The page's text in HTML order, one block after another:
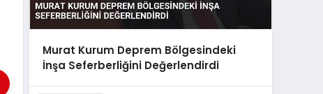
Murat Kurum Deprem Bölgesindeki
İnşa Seferberliğini Değerlendirdi